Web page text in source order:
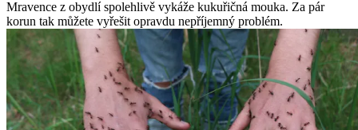
Mravence z obydlí spolehlivě vykáže kukuřičná mouka. Za pár
korun tak můžete vyřešit opravdu nepříjemný problém.